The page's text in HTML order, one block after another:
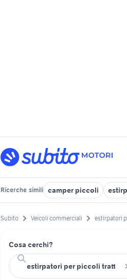
Ricerche simili camper piccoli
Subito Veicoli commerciali estirpatori
Cosa cerchi?